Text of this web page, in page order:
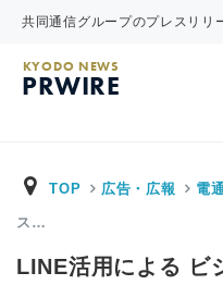
共同通信グループのプレスリリ
KYODO NEWS
PRWIRE
TOP 広告・広報 電
ス…
LINE活用による ビ